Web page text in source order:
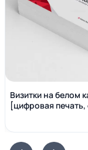
Визитки на белом
[цифровая печать,